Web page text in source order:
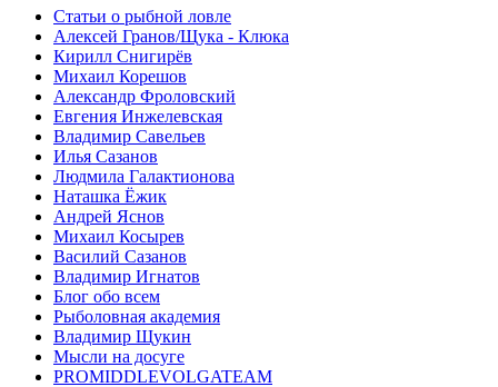
Статьи о рыбной ловле
Алексей Гранов/Щука - Клюка
Кирилл Снигирёв
Михаил Корешов
Александр Фроловский
Евгения Инжелевская
Владимир Савельев
Илья Сазанов
Людмила Галактионова
Наташка Ёжик
Андрей Яснов
Михаил Косырев
Василий Сазанов
Владимир Игнатов
Блог обо всем
Рыболовная академия
Владимир Щукин
Мысли на досуге
PROMIDDLEVOLGATEAM